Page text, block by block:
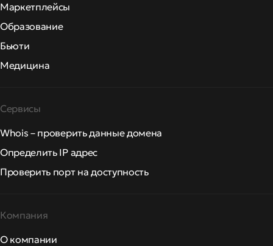
Маркетплейсы
Образование
Бьюти
Медицина
Сервисы
Whois – проверить данные домена
Определить IP адрес
Проверить порт на доступность
Компания
О компании